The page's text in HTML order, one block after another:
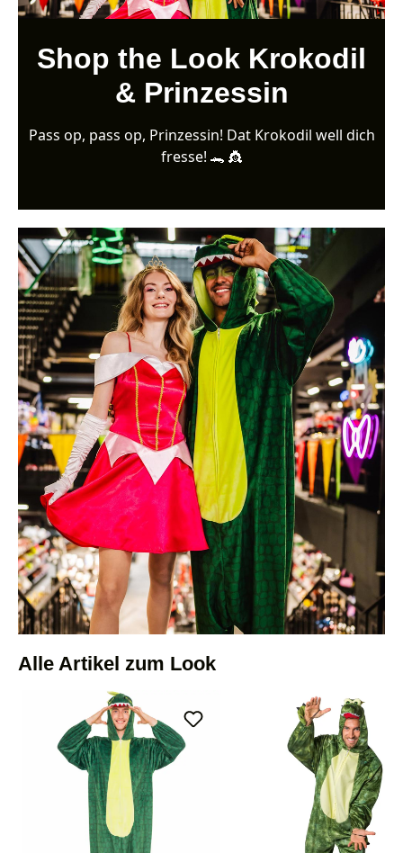
Shop the Look Krokodil
& Prinzessin
Pass op, pass op, Prinzessin! Dat Krokodil well dich
fresse! 🐊 👸
Alle Artikel zum Look